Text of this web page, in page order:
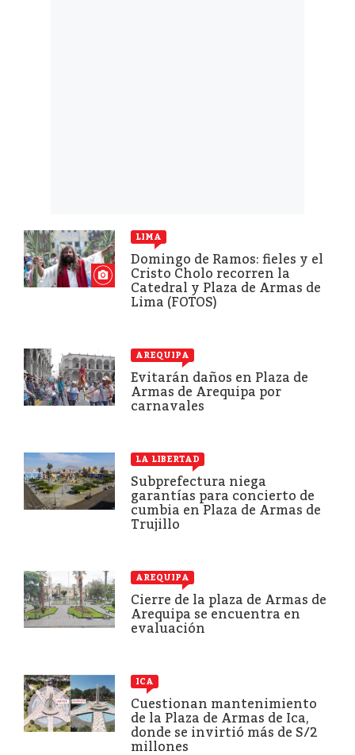
LIMA
Domingo de Ramos: fieles y el
Cristo Cholo recorren la
Catedral y Plaza de Armas de
Lima (FOTOS)
AREQUIPA
Evitarán daños en Plaza de
Armas de Arequipa por
carnavales
LA LIBERTAD
Subprefectura niega
garantías para concierto de
cumbia en Plaza de Armas de
Trujillo
AREQUIPA
Cierre de la plaza de Armas de
Arequipa se encuentra en
evaluación
ICA
Cuestionan mantenimiento
de la Plaza de Armas de Ica,
donde se invirtió más de S/2
millones